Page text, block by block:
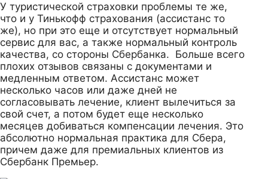
У туристической страховки проблемы те же,
что и у Тинькофф страхования (ассистанс то
же), но при это еще и отсутствует нормальный
сервис для вас, а также нормальный контроль
качества, со стороны Сбербанка. Больше всего
плохих отзывов связаны с документами и
медленным ответом. Ассистанс может
несколько часов или даже дней не
согласовывать лечение, клиент вылечиться за
свой счет, а потом будет еще несколько
месяцев добиваться компенсации лечения. Это
абсолютно нормальная практика для Сбера,
причем даже для премиальных клиентов из
Сбербанк Премьер.